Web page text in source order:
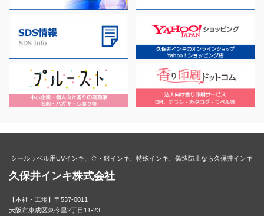
シールラベル用UVインキ、金・銀インキ、特殊インキ、偽造防止なら久保井インキ
久保井インキ株式会社
【本社・工場】〒537-0011
大阪市東成区東今里2丁目11-23